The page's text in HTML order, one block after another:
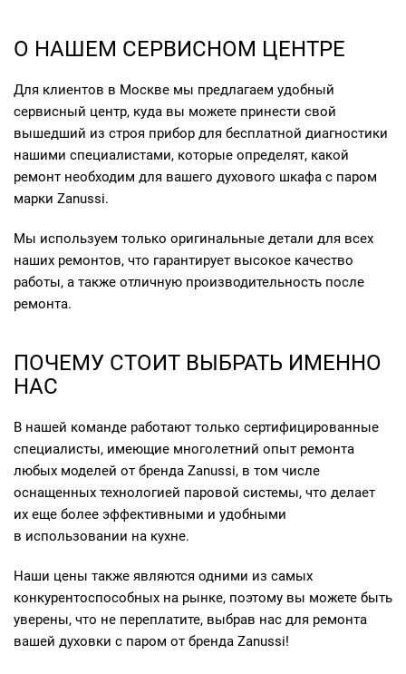
О НАШЕМ СЕРВИСНОМ ЦЕНТРЕ
Для клиентов в Москве мы предлагаем удобный
сервисный центр, куда вы можете принести свой
вышедший из строя прибор для бесплатной диагностики
нашими специалистами, которые определят, какой
ремонт необходим для вашего духового шкафа с паром
марки Zanussi.
Мы используем только оригинальные детали для всех
наших ремонтов, что гарантирует высокое качество
работы, а также отличную производительность после
ремонта.
ПОЧЕМУ СТОИТ ВЫБРАТЬ ИМЕННО
НАС
В нашей команде работают только сертифицированные
специалисты, имеющие многолетний опыт ремонта
любых моделей от бренда Zanussi, в том числе
оснащенных технологией паровой системы, что делает
их еще более эффективными и удобными
в использовании на кухне.
Наши цены также являются одними из самых
конкурентоспособных на рынке, поэтому вы можете быть
уверены, что не переплатите, выбрав нас для ремонта
вашей духовки с паром от бренда Zanussi!